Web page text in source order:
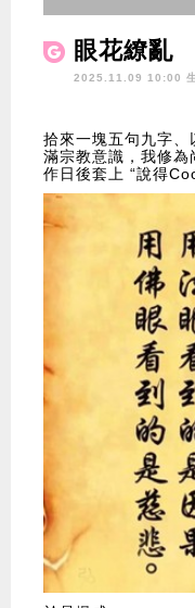
眼花繚亂
2025.11.09 10:00
拾來一塊五句九字、
滿宗教意識，我修為
作日後套上 “說得